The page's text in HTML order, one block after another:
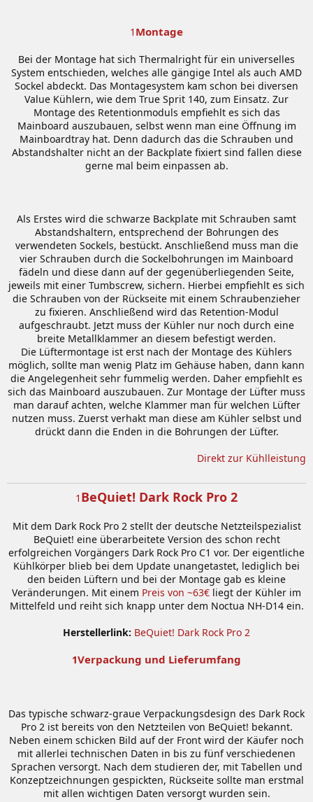
1 Montage
Bei der Montage hat sich Thermalright für ein universelles
System entschieden, welches alle gängige Intel als auch AMD
Sockel abdeckt. Das Montagesystem kam schon bei diversen
Value Kühlern, wie dem True Sprit 140, zum Einsatz. Zur
Montage des Retentionmoduls empfiehlt es sich das
Mainboard auszubauen, selbst wenn man eine Öffnung im
Mainboardtray hat. Denn dadurch das die Schrauben und
Abstandshalter nicht an der Backplate fixiert sind fallen diese
gerne mal beim einpassen ab.
Als Erstes wird die schwarze Backplate mit Schrauben samt
Abstandshaltern, entsprechend der Bohrungen des
verwendeten Sockels, bestückt. Anschließend muss man die
vier Schrauben durch die Sockelbohrungen im Mainboard
fädeln und diese dann auf der gegenüberliegenden Seite,
jeweils mit einer Tumbscrew, sichern. Hierbei empfiehlt es sich
die Schrauben von der Rückseite mit einem Schraubenzieher
zu fixieren. Anschließend wird das Retention-Modul
aufgeschraubt. Jetzt muss der Kühler nur noch durch eine
breite Metallklammer an diesem befestigt werden.
Die Lüftermontage ist erst nach der Montage des Kühlers
möglich, sollte man wenig Platz im Gehäuse haben, dann kann
die Angelegenheit sehr fummelig werden. Daher empfiehlt es
sich das Mainboard auszubauen. Zur Montage der Lüfter muss
man darauf achten, welche Klammer man für welchen Lüfter
nutzen muss. Zuerst verhakt man diese am Kühler selbst und
drückt dann die Enden in die Bohrungen der Lüfter.
Direkt zur Kühlleistung
1 BeQuiet! Dark Rock Pro 2
Mit dem Dark Rock Pro 2 stellt der deutsche Netzteilspezialist
BeQuiet! eine überarbeitete Version des schon recht
erfolgreichen Vorgängers Dark Rock Pro C1 vor. Der eigentliche
Kühlkörper blieb bei dem Update unangetastet, lediglich bei
den beiden Lüftern und bei der Montage gab es kleine
Veränderungen. Mit einem Preis von ~63€ liegt der Kühler im
Mittelfeld und reiht sich knapp unter dem Noctua NH-D14 ein.
Herstellerlink: BeQuiet! Dark Rock Pro 2
1Verpackung und Lieferumfang
Das typische schwarz-graue Verpackungsdesign des Dark Rock
Pro 2 ist bereits von den Netzteilen von BeQuiet! bekannt.
Neben einem schicken Bild auf der Front wird der Käufer noch
mit allerlei technischen Daten in bis zu fünf verschiedenen
Sprachen versorgt. Nach dem studieren der, mit Tabellen und
Konzeptzeichnungen gespickten, Rückseite sollte man erstmal
mit allen wichtigen Daten versorgt wurden sein.